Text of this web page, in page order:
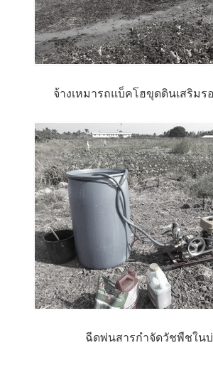
จ้างเหมารถแบ็คโฮขุดดินเสริมร
ฉีดพ่นสารกำจัดวัชพืชใน